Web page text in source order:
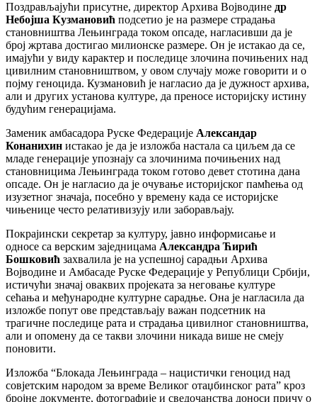
​Поздрављајући присутне, директор Архива Војводине др
Небојша Кузмановић подсетио је на размере страдања
становништва Лењинграда током опсаде, нагласивши да је
број жртава достигао милионске размере. Он је истакао да се,
имајући у виду карактер и последице злочина почињених над
цивилним становништвом, у овом случају може говорити и о
појму геноцида. Кузмановић је нагласио да је дужност архива,
али и других установа културе, да преносе историјску истину
будућим генерацијама.
​Заменик амбасадора Руске Федерације Александар
Конанихин истакао је да је изложба настала са циљем да се
младе генерације упознају са злочинима почињених над
становницима Лењинграда током готово девет стотина дана
опсаде. Он је нагласио да је очување историјског памћења од
изузетног значаја, посебно у времену када се историјске
чињенице често релативизују или заборављају.
​Покрајински секретар за културу, јавно информисање и
односе са верским заједницама Александра Ћирић
Бошковић захвалила је на успешној сарадњи Архива
Војводине и Амбасаде Руске Федерације у Републици Србији,
истичући значај оваквих пројеката за неговање културе
сећања и међународне културне сарадње. Она је нагласила да
изложбе попут ове представљају важан подсетник на
трагичне последице рата и страдања цивилног становништва,
али и опомену да се такви злочини никада више не смеју
поновити.
​Изложба “Блокада Лењинграда – нацистички геноцид над
совјетским народом за време Великог отаџбинског рата” кроз
бројне документе, фотографије и сведочанства доноси причу о